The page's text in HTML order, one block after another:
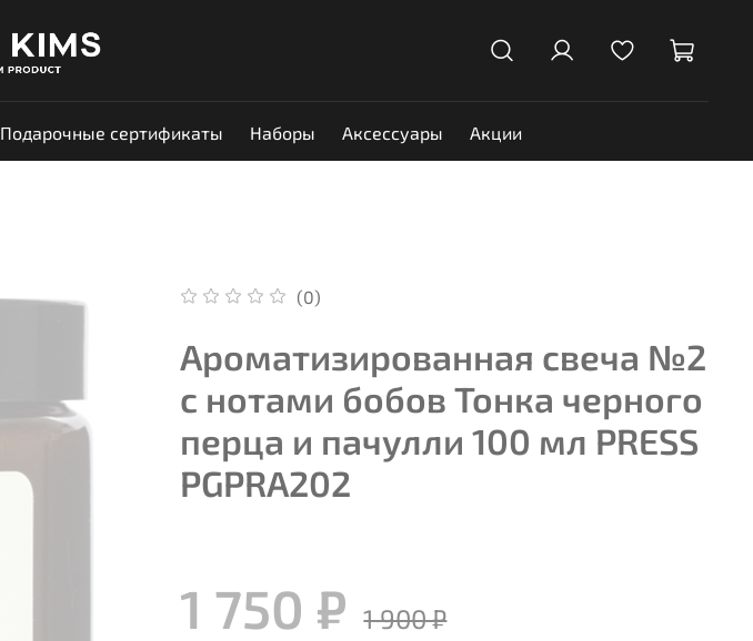
Подарочные сертификаты Наборы Аксессуары Акции
(0)
Ароматизированная свеча №2
с нотами бобов Тонка черного
перца и пачулли 100 мл PRESS
PGPRA202
1 750 ₽ 1 900 ₽